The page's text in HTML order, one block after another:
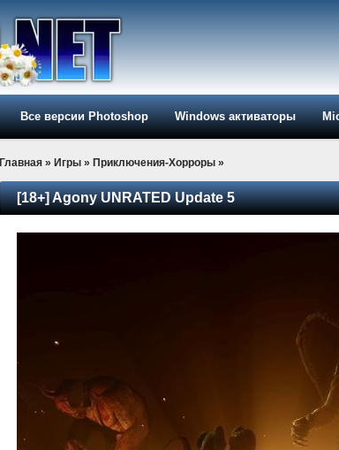
Все версии Photoshop Windows активаторы
Главная » Игры » Приключения-Хорроры »
[18+] Agony UNRATED Update 5